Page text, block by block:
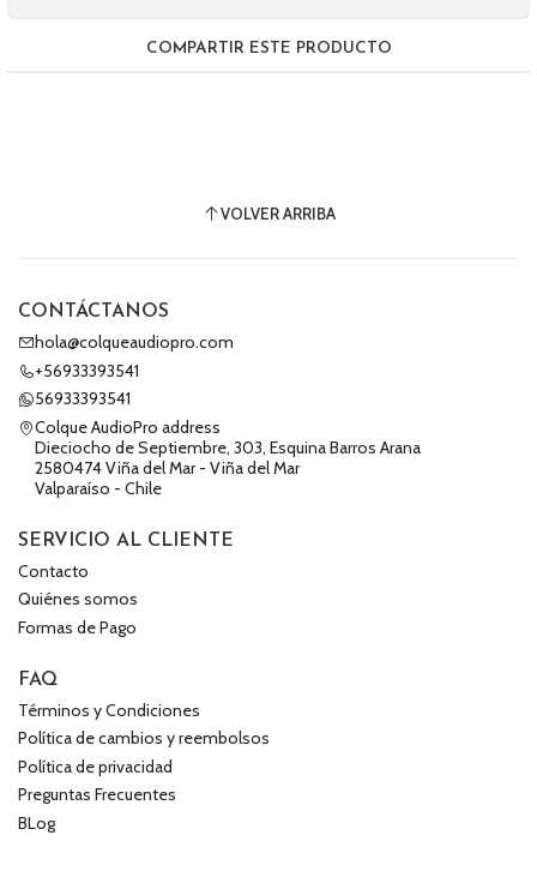
COMPARTIR ESTE PRODUCTO
VOLVER ARRIBA
CONTÁCTANOS
hola@colqueaudiopro.com
+56933393541
56933393541
Colque AudioPro address
Dieciocho de Septiembre, 303, Esquina Barros Arana
2580474 Viña del Mar - Viña del Mar
Valparaíso - Chile
SERVICIO AL CLIENTE
Contacto
Quiénes somos
Formas de Pago
FAQ
Términos y Condiciones
Política de cambios y reembolsos
Política de privacidad
Preguntas Frecuentes
BLog